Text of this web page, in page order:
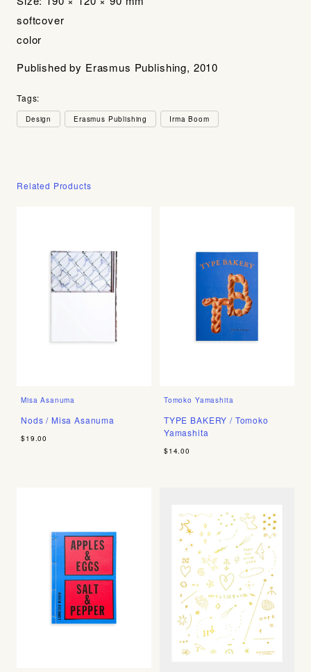
softcover
color
Published by Erasmus Publishing, 2010
Tags:
Design Erasmus Publishing Irma Boom
Related Products
Misa Asanuma
Nods / Misa Asanuma
$19.00
Tomoko Yamashita
TYPE BAKERY / Tomoko
Yamashita
$14.00